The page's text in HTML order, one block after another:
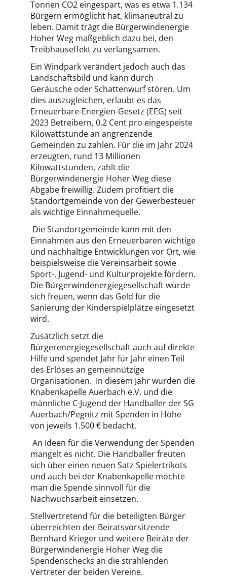
Tonnen CO2 eingespart, was es etwa 1.134
Bürgern ermöglicht hat, klimaneutral zu
leben. Damit trägt die Bürgerwindenergie
Hoher Weg maßgeblich dazu bei, den
Treibhauseffekt zu verlangsamen.
Ein Windpark verändert jedoch auch das
Landschaftsbild und kann durch
Geräusche oder Schattenwurf stören. Um
dies auszugleichen, erlaubt es das
Erneuerbare-Energien-Gesetz (EEG) seit
2023 Betreibern, 0,2 Cent pro eingespeiste
Kilowattstunde an angrenzende
Gemeinden zu zahlen. Für die im Jahr 2024
erzeugten, rund 13 Millionen
Kilowattstunden, zahlt die
Bürgerwindenergie Hoher Weg diese
Abgabe freiwillig. Zudem profitiert die
Standortgemeinde von der Gewerbesteuer
als wichtige Einnahmequelle.
Die Standortgemeinde kann mit den
Einnahmen aus den Erneuerbaren wichtige
und nachhaltige Entwicklungen vor Ort, wie
beispielsweise die Vereinsarbeit sowie
Sport-, Jugend- und Kulturprojekte fördern.
Die Bürgerwindenergiegesellschaft würde
sich freuen, wenn das Geld für die
Sanierung der Kinderspielplätze eingesetzt
wird.
Zusätzlich setzt die
Bürgerenergiegesellschaft auch auf direkte
Hilfe und spendet Jahr für Jahr einen Teil
des Erlöses an gemeinnützige
Organisationen. In diesem Jahr wurden die
Knabenkapelle Auerbach e.V. und die
männliche C-Jugend der Handballer der SG
Auerbach/Pegnitz mit Spenden in Höhe
von jeweils 1.500 € bedacht.
An Ideen für die Verwendung der Spenden
mangelt es nicht. Die Handballer freuten
sich über einen neuen Satz Spielertrikots
und auch bei der Knabenkapelle möchte
man die Spende sinnvoll für die
Nachwuchsarbeit einsetzen.
Stellvertretend für die beteiligten Bürger
überreichten der Beiratsvorsitzende
Bernhard Krieger und weitere Beiräte der
Bürgerwindenergie Hoher Weg die
Spendenschecks an die strahlenden
Vertreter der beiden Vereine.